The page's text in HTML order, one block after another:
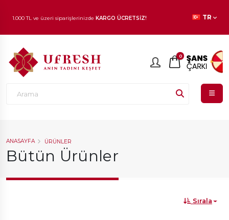
KARGO ÜCRETSİZ! TR
0
ANASAYFA ÜRÜNLER
Bütün Ürünler
Sırala